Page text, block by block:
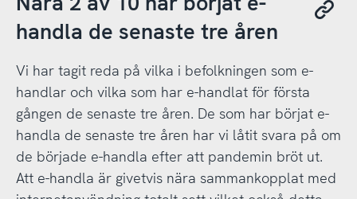
handla de senaste tre åren
Vi har tagit reda på vilka i befolkningen som e-
handlar och vilka som har e-handlat för första
gången de senaste tre åren. De som har börjat e-
handla de senaste tre åren har vi låtit svara på om
de började e-handla efter att pandemin bröt ut.
Att e-handla är givetvis nära sammankopplat med